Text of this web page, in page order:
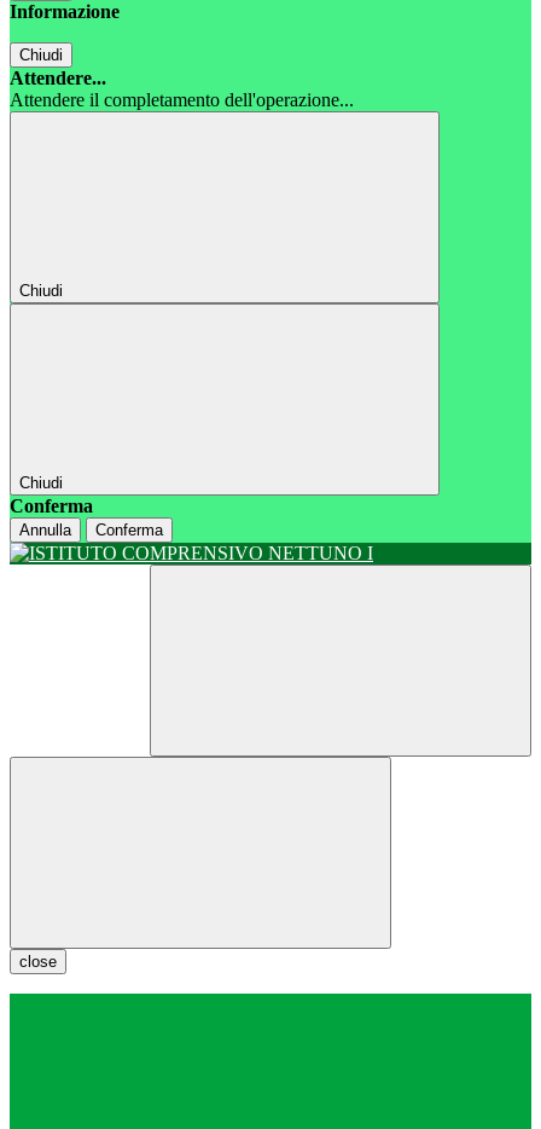
Informazione
Chiudi
Attendere...
Attendere il completamento dell'operazione...
Chiudi
Chiudi
Conferma
Annulla Conferma
close